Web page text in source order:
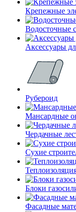
Крепежные
Водосточные
Аксессуары
Рубероид
Мансардные
Чердачные
Сухие
Блоки
Фасадные